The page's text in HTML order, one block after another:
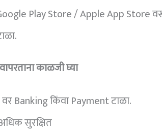
Play Store / Apple App Store
काळजी घ्या
Banking किंवा Payment टाळा.
सुरक्षित